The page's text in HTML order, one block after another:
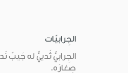
الجِرابيّات
الجِرابيُّ ثَدييٌّ له جَيبٌ
صِغارَه.